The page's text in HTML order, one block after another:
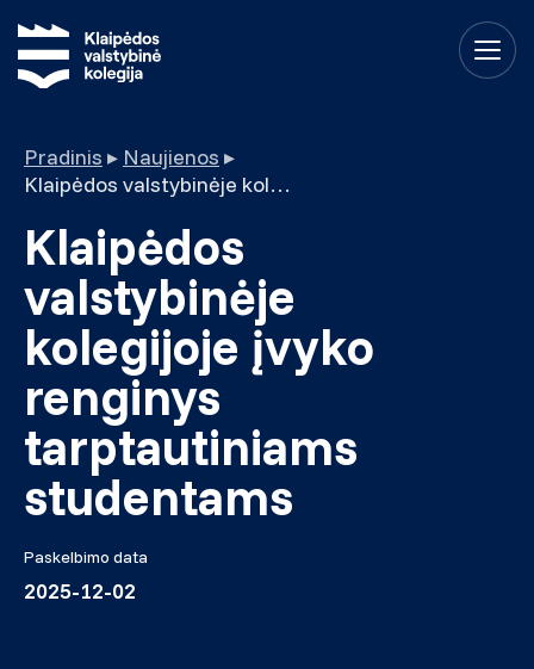
Pradinis ▸ Naujienos ▸
Klaipėdos valstybinėje kolegijoje įvyko renginys tarptautiniams studentams
Klaipėdos
valstybinėje
kolegijoje įvyko
renginys
tarptautiniams
studentams
Paskelbimo data
2025-12-02